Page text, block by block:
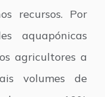
recursos. Por
aquapónicas
agricultores a
volumes de